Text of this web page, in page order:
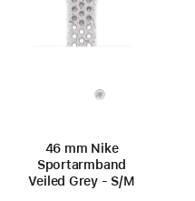
46 mm Nike
Sportarmband
Veiled Grey - S/M